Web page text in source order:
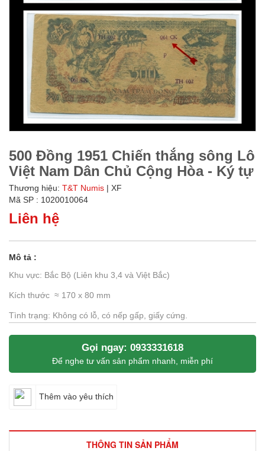
500 Đồng 1951 Chiến thắng sông Lô
Việt Nam Dân Chủ Cộng Hòa - Ký tự
Thương hiệu: T&T Numis | XF
Mã SP : 1020010064
Liên hệ
Mô tả :
Khu vực: Bắc Bộ (Liên khu 3,4 và Việt Bắc)
Kích thước ≈ 170 x 80 mm
Tình trạng: Không có lỗ, có nếp gấp, giấy cứng.
Gọi ngay: 0933331618
Để nghe tư vấn sản phẩm nhanh, miễn phí
Thêm vào yêu thích
THÔNG TIN SẢN PHẨM